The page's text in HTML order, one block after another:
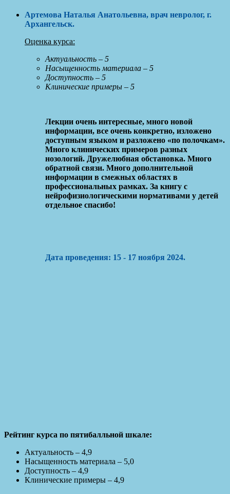
Артемова Наталья Анатольевна, врач невролог, г.
Архангельск.
Оценка курса:
Актуальность – 5
Насыщенность материала – 5
Доступность – 5
Клинические примеры – 5
Лекции очень интересные, много новой
информации, все очень конкретно, изложено
доступным языком и разложено «по полочкам».
Много клинических примеров разных
нозологий. Дружелюбная обстановка. Много
обратной связи. Много дополнительной
информации в смежных областях в
профессиональных рамках. За книгу с
нейрофизиологическими нормативами у детей
отдельное спасибо!
Дата проведения: 15 - 17 ноября 2024.
Рейтинг курса по пятибалльной шкале:
Актуальность – 4,9
Насыщенность материала – 5,0
Доступность – 4,9
Клинические примеры – 4,9